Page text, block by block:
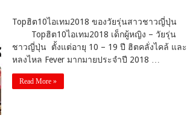
Topฮิต10ไอเทม2018 ของวัยรุ่นสาวชาวญี่ปุ่น
Topฮิต10ไอเทม2018 เด็กผู้หญิง – วัยรุ่น
ชาวญี่ปุ่น ตั้งแต่อายุ 10 – 19 ปี ฮิตคลั่งไคล้ และ
หลงไหล Fever มากมายประจำปี 2018 …
Read More »